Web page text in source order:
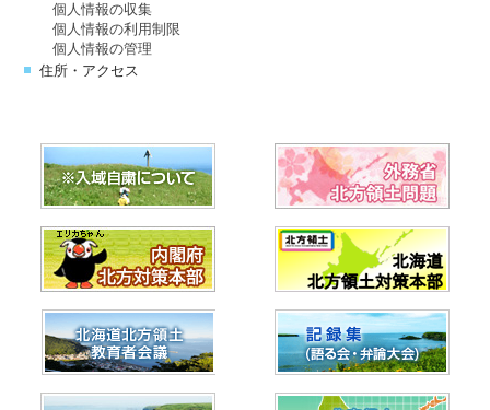
個人情報の収集
個人情報の利用制限
個人情報の管理
住所・アクセス